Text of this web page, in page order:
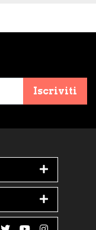
Iscriviti